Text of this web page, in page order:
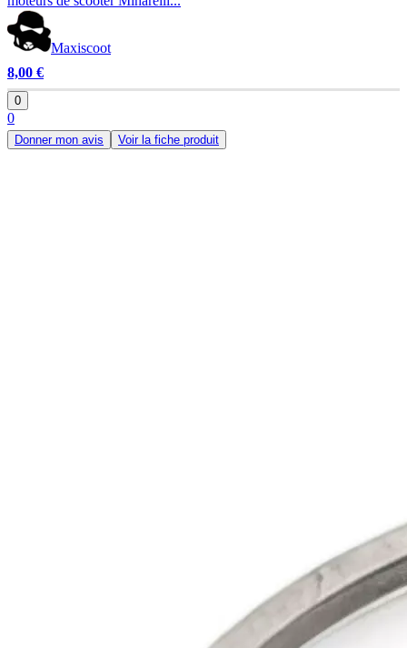
Maxiscoot
8,00 €
0
0
Donner mon avis Voir la fiche produit